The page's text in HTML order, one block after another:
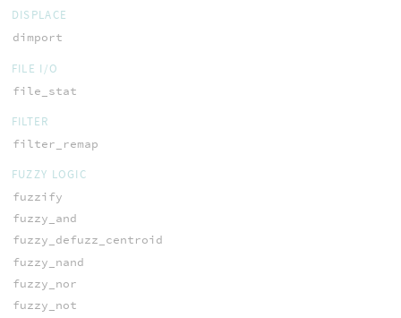
DISPLACE
dimport
FILE I/O
file_stat
FILTER
filter_remap
FUZZY LOGIC
fuzzify
fuzzy_and
fuzzy_defuzz_centroid
fuzzy_nand
fuzzy_nor
fuzzy_not